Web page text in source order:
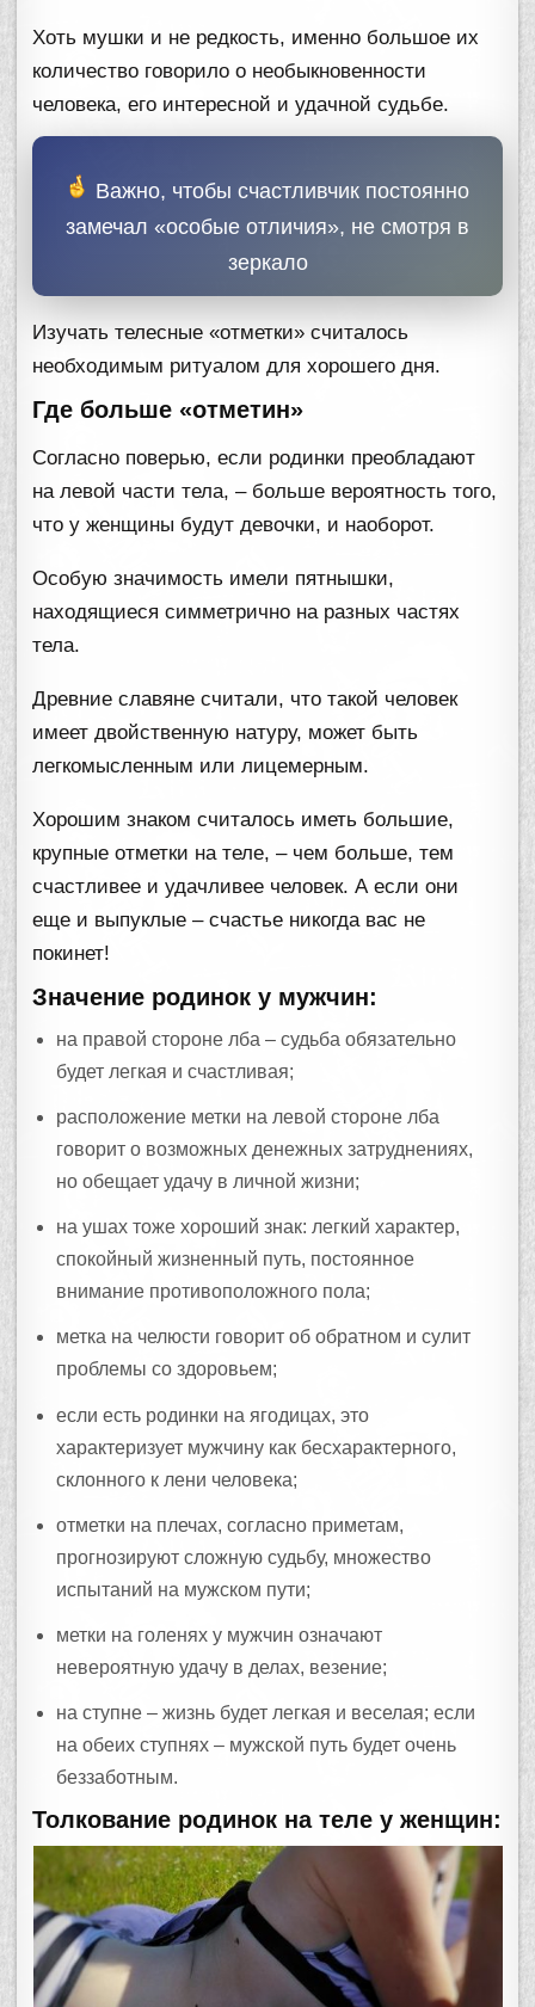
Хоть мушки и не редкость, именно большое их
количество говорило о необыкновенности
человека, его интересной и удачной судьбе.
Важно, чтобы счастливчик постоянно
замечал «особые отличия», не смотря в
зеркало
Изучать телесные «отметки» считалось
необходимым ритуалом для хорошего дня.
Где больше «отметин»
Согласно поверью, если родинки преобладают
на левой части тела, – больше вероятность того,
что у женщины будут девочки, и наоборот.
Особую значимость имели пятнышки,
находящиеся симметрично на разных частях
тела.
Древние славяне считали, что такой человек
имеет двойственную натуру, может быть
легкомысленным или лицемерным.
Хорошим знаком считалось иметь большие,
крупные отметки на теле, – чем больше, тем
счастливее и удачливее человек. А если они
еще и выпуклые – счастье никогда вас не
покинет!
Значение родинок у мужчин:
на правой стороне лба – судьба обязательно
будет легкая и счастливая;
расположение метки на левой стороне лба
говорит о возможных денежных затруднениях,
но обещает удачу в личной жизни;
на ушах тоже хороший знак: легкий характер,
спокойный жизненный путь, постоянное
внимание противоположного пола;
метка на челюсти говорит об обратном и сулит
проблемы со здоровьем;
если есть родинки на ягодицах, это
характеризует мужчину как бесхарактерного,
склонного к лени человека;
отметки на плечах, согласно приметам,
прогнозируют сложную судьбу, множество
испытаний на мужском пути;
метки на голенях у мужчин означают
невероятную удачу в делах, везение;
на ступне – жизнь будет легкая и веселая; если
на обеих ступнях – мужской путь будет очень
беззаботным.
Толкование родинок на теле у женщин: